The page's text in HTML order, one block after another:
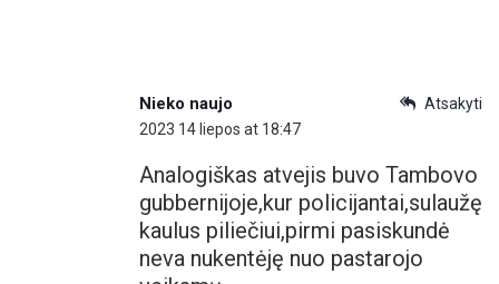
Atsakyti
Nieko naujo
2023 14 liepos at 18:47
Analogiškas atvejis buvo Tambovo
gubbernijoje,kur policijantai,sulaužę
kaulus piliečiui,pirmi pasiskundė
neva nukentėję nuo pastarojo